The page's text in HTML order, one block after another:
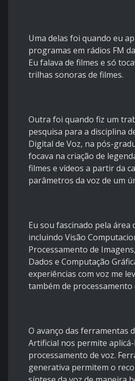
Uma delas foi quando eu
programas em rádios FM
Eu falava de filmes e só
trilhas sonoras de filmes.
Outra foi quando fiz um
pesquisa para a disciplina
Digital de Voz, na pós-
focava na criação de
filmes e vídeos a partir da
parâmetros da voz de um
Eu sou fascinado pela área
incluindo Visão
Processamento de
Dados e Computação
experiências com voz me
também de processamento
O avanço das ferramentas
Artificial nos permite
processamento de voz.
generativa permitem o